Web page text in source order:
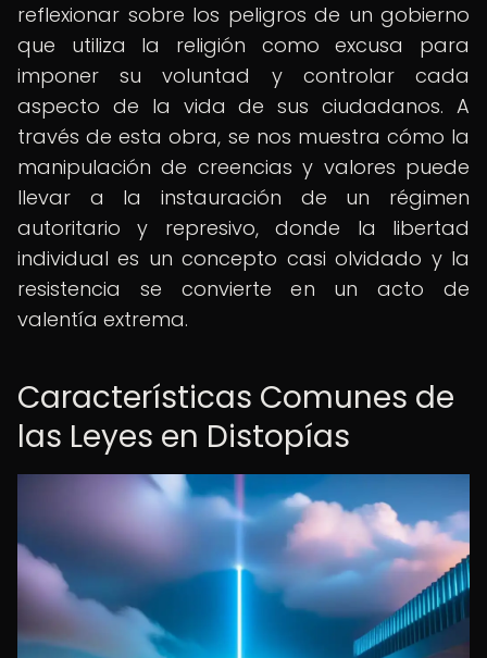
reflexionar sobre los peligros de un gobierno
que utiliza la religión como excusa para
imponer su voluntad y controlar cada
aspecto de la vida de sus ciudadanos. A
través de esta obra, se nos muestra cómo la
manipulación de creencias y valores puede
llevar a la instauración de un régimen
autoritario y represivo, donde la libertad
individual es un concepto casi olvidado y la
resistencia se convierte en un acto de
valentía extrema.
Características Comunes de
las Leyes en Distopías